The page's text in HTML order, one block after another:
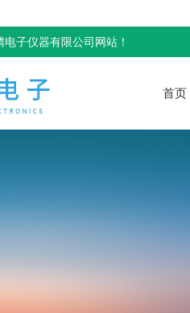
子仪器有限公司网站！
首页